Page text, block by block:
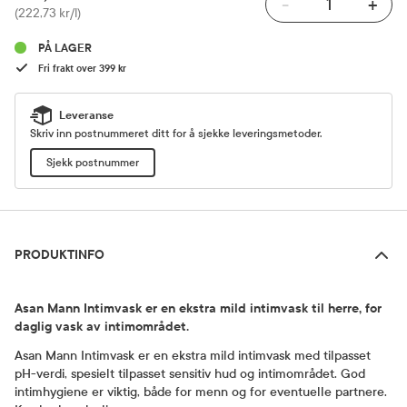
Pris
(222,73 kr/l) - +
PÅ LAGER
Fri frakt over 399 kr
Leveranse
Skriv inn postnummeret ditt for å sjekke leveringsmetoder.
Sjekk postnummer
PRODUKTINFO
Asan Mann Intimvask er en ekstra mild intimvask til herre, for
daglig vask av intimområdet.
Asan Mann Intimvask er en ekstra mild intimvask med tilpasset
pH-verdi, spesielt tilpasset sensitiv hud og intimområdet. God
intimhygiene er viktig, både for menn og for eventuelle partnere.